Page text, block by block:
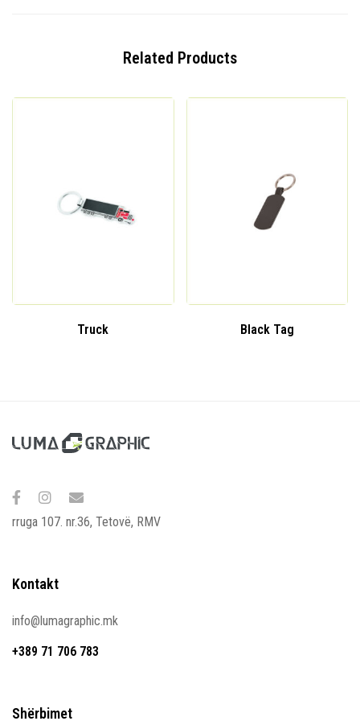
Related Products
Truck Black Tag
rruga 107. nr.36, Tetovë, RMV
Kontakt
info@lumagraphic.mk
+389 71 706 783
Shërbimet